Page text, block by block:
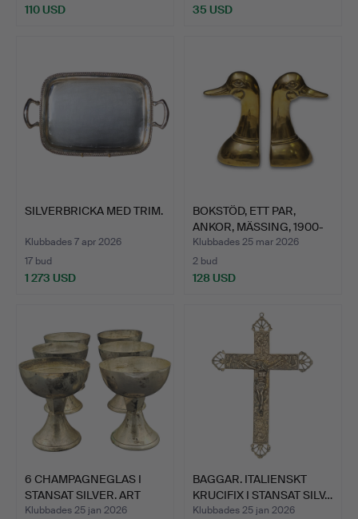
110 USD 35 USD
SILVERBRICKA MED TRIM.
Klubbades 7 apr 2026
17 bud
1 273 USD
BOKSTÖD, ETT PAR,
ANKOR, MÄSSING, 1900-
TAL.
Klubbades 25 mar 2026
2 bud
128 USD
6 CHAMPAGNEGLAS I
STANSAT SILVER. ART
DECO…
Klubbades 25 jan 2026
BAGGAR. ITALIENSKT
KRUCIFIX I STANSAT SILV…
Klubbades 25 jan 2026